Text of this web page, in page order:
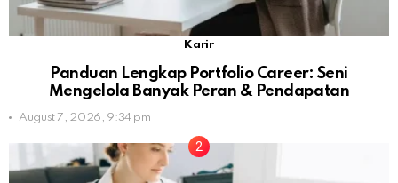
Karir
Panduan Lengkap Portfolio Career: Seni
Mengelola Banyak Peran & Pendapatan
August 7, 2026, 9:34 pm